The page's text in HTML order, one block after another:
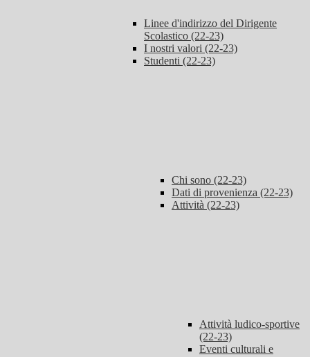
Linee d'indirizzo del Dirigente
Scolastico (22-23)
I nostri valori (22-23)
Studenti (22-23)
Chi sono (22-23)
Dati di provenienza (22-23)
Attività (22-23)
Attività ludico-sportive
(22-23)
Eventi culturali e